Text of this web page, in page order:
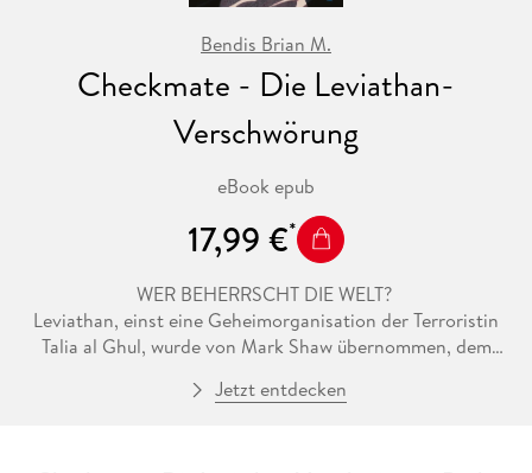
Bendis Brian M.
Checkmate - Die Leviathan-
Verschwörung
eBook epub
17,99 €
WER BEHERRSCHT DIE WELT?
Leviathan, einst eine Geheimorganisation der Terroristin
Talia al Ghul, wurde von Mark Shaw übernommen, dem
Weltordnung schaffen. In einem brutalen Angriff hat er die
Jetzt entdecken